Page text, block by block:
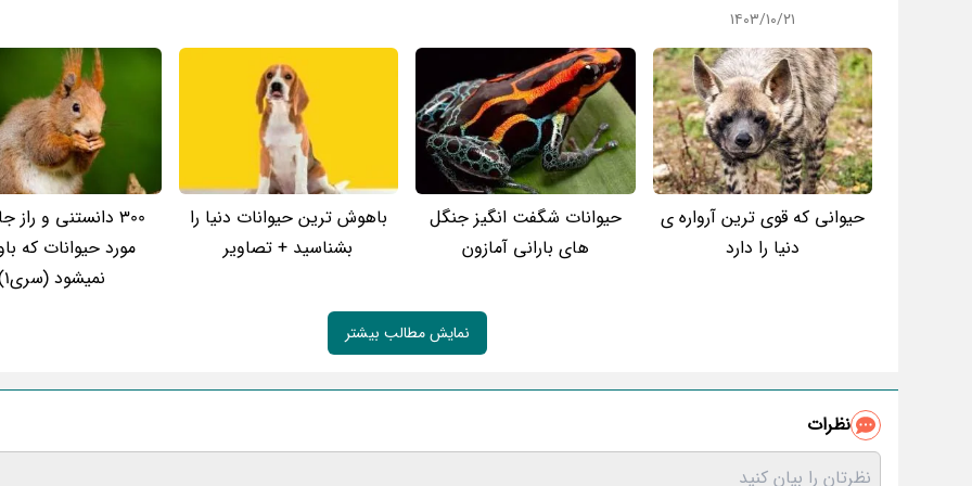
۱۴۰۳/۱۰/۲۱
حیوانی که قوی ترین آرواره ی
دنیا را دارد
حیوانات شگفت انگیز جنگل
های بارانی آمازون
باهوش ترین حیوانات دنیا را
بشناسید + تصاویر
300 دانستنی و راز
مورد حیوانات که
نمیشود (سری1)
نمایش مطالب بیشتر
نظرات